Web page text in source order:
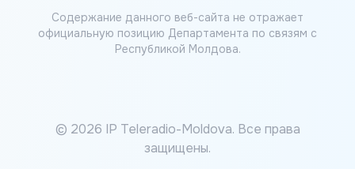
Содержание данного веб-сайта не отражает
официальную позицию Департамента по связям с
Республикой Молдова.
© 2026 IP Teleradio-Moldova. Все права
защищены.